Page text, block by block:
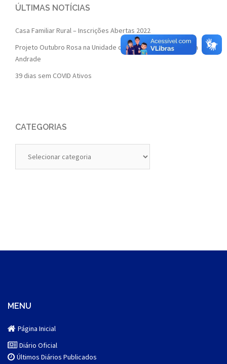
ÚLTIMAS NOTÍCIAS
Casa Familiar Rural – Inscrições Abertas 2022
Projeto Outubro Rosa na Unidade de Saúde da Família Isaura
Andrade
39 dias sem COVID Ativos
CATEGORIAS
MENU
Página Inicial
Diário Oficial
Últimos Diários Publicados